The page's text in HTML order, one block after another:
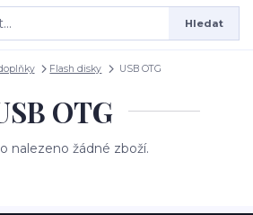
Hledat
Flash disky USB OTG
OTG
nalezeno žádné zboží.